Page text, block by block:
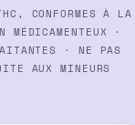
CONFORMES À LA
MÉDICAMENTEUX ·
· NE PAS
AUX MINEURS